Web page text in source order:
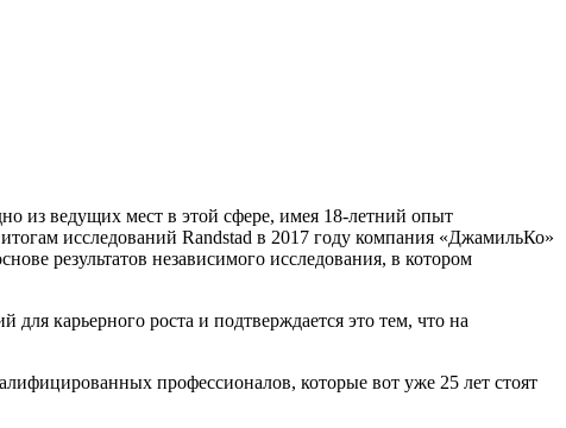
из ведущих мест в этой сфере, имея 18-летний опыт
исследований Randstad в 2017 году компания «ДжамильКо»
результатов независимого исследования, в котором
карьерного роста и подтверждается это тем, что на
профессионалов, которые вот уже 25 лет стоят